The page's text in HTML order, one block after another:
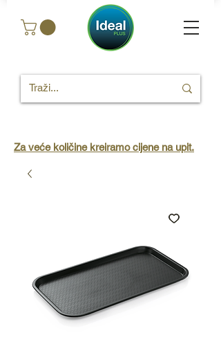
Za veće količine kreiramo cijene na upit.